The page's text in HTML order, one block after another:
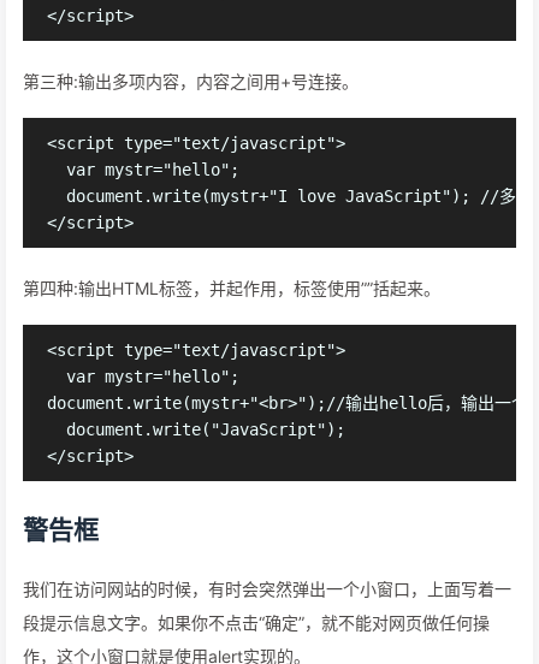
第三种:输出多项内容，内容之间用+号连接。
<script type="text/javascript">
  var mystr="hello";
document.write(mystr+"I love JavaScript"); //多项
第四种:输出HTML标签，并起作用，标签使用””括起来。
<script type="text/javascript">
  var mystr="hello";
document.write(mystr+"<br>");//输出hello后，输出一个
  document.write("JavaScript");
警告框
我们在访问网站的时候，有时会突然弹出一个小窗口，上面写着一
段提示信息文字。如果你不点击“确定”，就不能对网页做任何操
作，这个小窗口就是使用alert实现的。